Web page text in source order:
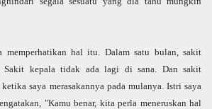
memperhatikan hal itu. Dalam satu bulan, sakit
Sakit kepala tidak ada lagi di sana. Dan sakit
saya merasakannya pada mulanya. Istri saya
"Kamu benar, kita perla meneruskan hal